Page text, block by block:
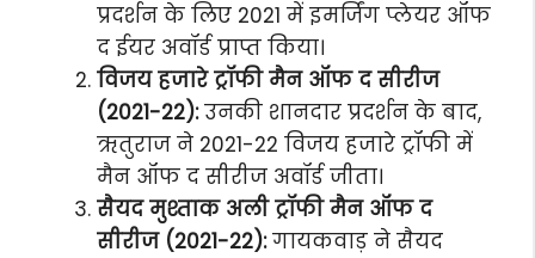
प्रदर्शन के लिए 2021 में इमर्जिंग प्लेयर ऑफ
द ईयर अवॉर्ड प्राप्त किया।
विजय हजारे ट्रॉफी मैन ऑफ द सीरीज
(2021-22):उनकी शानदार प्रदर्शन के बाद,
ऋतुराज ने 2021-22 विजय हजारे ट्रॉफी में
मैन ऑफ द सीरीज अवॉर्ड जीता।
सैयद मुश्ताक अली ट्रॉफी मैन ऑफ द
सीरीज (2021-22):गायकवाड़ ने सैयद